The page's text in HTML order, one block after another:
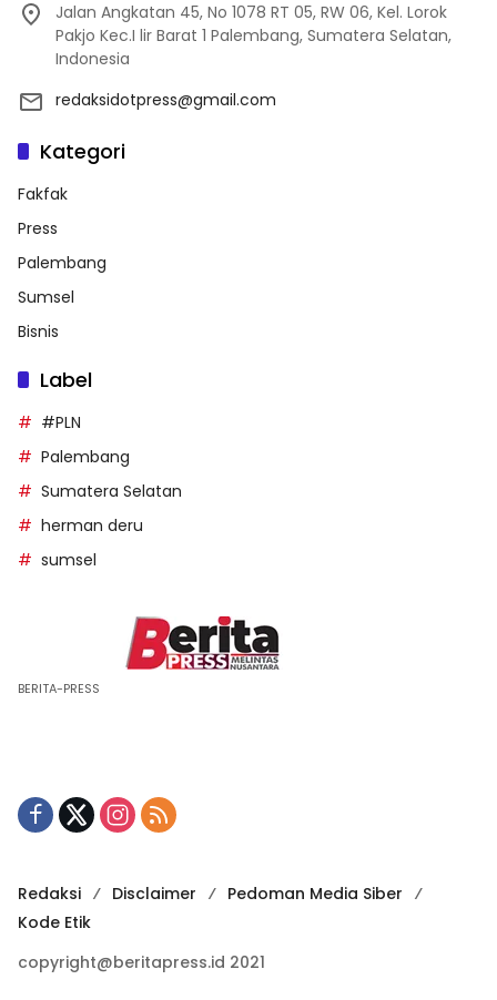
Jalan Angkatan 45, No 1078 RT 05, RW 06, Kel. Lorok
Pakjo Kec.I lir Barat 1 Palembang, Sumatera Selatan,
Indonesia
redaksidotpress@gmail.com
Kategori
Fakfak
Press
Palembang
Sumsel
Bisnis
Label
#PLN
Palembang
Sumatera Selatan
herman deru
sumsel
BERITA-PRESS
Redaksi Disclaimer
Pedoman Media Siber
Kode Etik
copyright@beritapress.id 2021